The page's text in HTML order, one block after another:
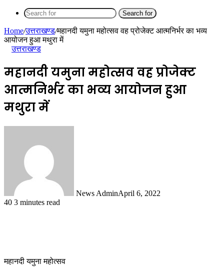
Search for
Home/उत्तराखण्ड/महानदी यमुना महोत्सव वह प्रोजेक्ट आत्मनिर्भर का भव्य
आयोजन हुआ मथुरा में
उत्तराखण्ड
महानदी यमुना महोत्सव वह प्रोजेक्ट
आत्मनिर्भर का भव्य आयोजन हुआ
मथुरा में
News AdminApril 6, 2022
40 3 minutes read
महानदी यमुना महोत्सव